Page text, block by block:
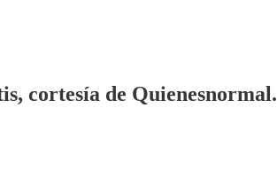
cortesía de Quienesnormal.